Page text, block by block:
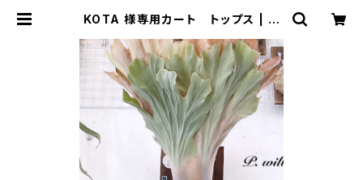
KOTA 様専用カート トップス | セ